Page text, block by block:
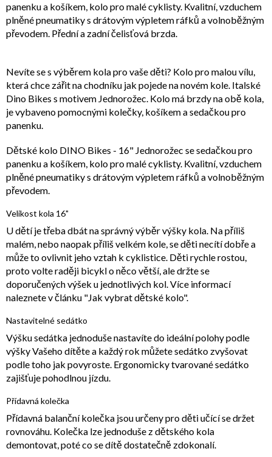
panenku a košíkem, kolo pro malé cyklisty. Kvalitní, vzduchem
plněné pneumatiky s drátovým výpletem ráfků a volnoběžným
převodem. Přední a zadní čelisťová brzda.
Nevíte se s výběrem kola pro vaše děti? Kolo pro malou vílu,
která chce zářit na chodníku jak pojede na novém kole. Italské
Dino Bikes s motivem Jednorožec. Kolo má brzdy na obě kola,
je vybaveno pomocnými kolečky, košíkem a sedačkou pro
panenku.
Dětské kolo DINO Bikes - 16" Jednorožec se sedačkou pro
panenku a košíkem, kolo pro malé cyklisty. Kvalitní, vzduchem
plněné pneumatiky s drátovým výpletem ráfků a volnoběžným
převodem.
Velikost kola 16"
U dětí je třeba dbát na správný výběr výšky kola. Na příliš
malém, nebo naopak příliš velkém kole, se děti necítí dobře a
může to ovlivnit jeho vztah k cyklistice. Děti rychle rostou,
proto volte raději bicykl o něco větší, ale držte se
doporučených výšek u jednotlivých kol. Více informací
naleznete v článku "Jak vybrat dětské kolo".
Nastavitelné sedátko
Výšku sedátka jednoduše nastavíte do ideální polohy podle
výšky Vašeho dítěte a každý rok můžete sedátko zvyšovat
podle toho jak povyroste. Ergonomicky tvarované sedátko
zajišťuje pohodlnou jízdu.
Přídavná kolečka
Přídavná balanční kolečka jsou určeny pro děti učící se držet
rovnováhu. Kolečka lze jednoduše z dětského kola
demontovat, poté co se dítě dostatečně zdokonalí.